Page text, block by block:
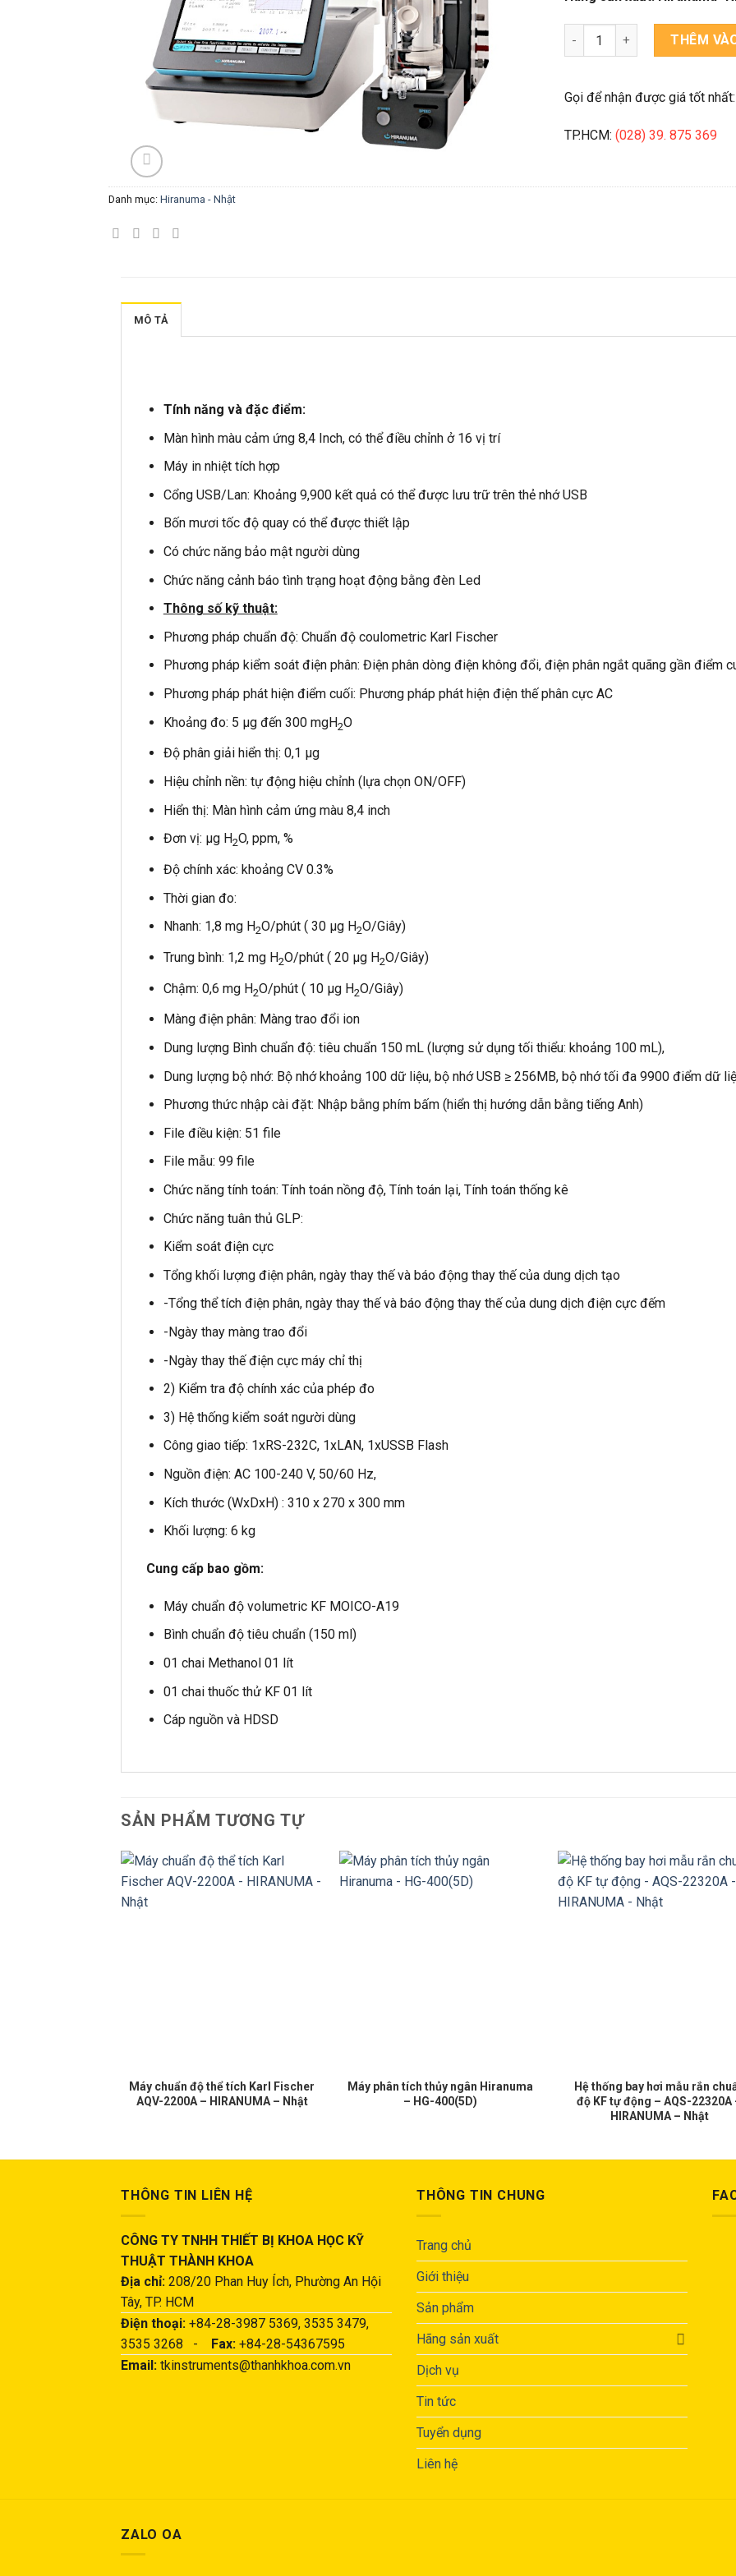
MÁY CHUẨN ĐỘ KARL
THÊM
Gọi để nhận được giá tốt nhất:
TP.HCM: (028) 39. 875 369
Danh mục: Hiranuma - Nhật
MÔ TẢ
Tính năng và đặc điểm:
Màn hình màu cảm ứng 8,4 Inch, có thể điều chỉnh ở 16 vị trí
Máy in nhiệt tích hợp
Cổng USB/Lan: Khoảng 9,900 kết quả có thể được lưu trữ trên thẻ nhớ USB
Bốn mươi tốc độ quay có thể được thiết lập
Có chức năng bảo mật người dùng
Chức năng cảnh báo tình trạng hoạt động bằng đèn Led
Thông số kỹ thuật:
Phương pháp chuẩn độ: Chuẩn độ coulometric Karl Fischer
Phương pháp kiểm soát điện phân: Điện phân dòng điện không đổi, điện phân ngắt quãng gần điểm
Phương pháp phát hiện điểm cuối: Phương pháp phát hiện điện thế phân cực AC
Khoảng đo: 5 µg đến 300 mgH2O
Độ phân giải hiển thị: 0,1 µg
Hiệu chỉnh nền: tự động hiệu chỉnh (lựa chọn ON/OFF)
Hiển thị: Màn hình cảm ứng màu 8,4 inch
Đơn vị: µg H2O, ppm, %
Độ chính xác: khoảng CV 0.3%
Thời gian đo:
Nhanh: 1,8 mg H2O/phút ( 30 µg H2O/Giây)
Trung bình: 1,2 mg H2O/phút ( 20 µg H2O/Giây)
Chậm: 0,6 mg H2O/phút ( 10 µg H2O/Giây)
Màng điện phân: Màng trao đổi ion
Dung lượng Bình chuẩn độ: tiêu chuẩn 150 mL (lượng sử dụng tối thiểu: khoảng 100 mL),
Dung lượng bộ nhớ: Bộ nhớ khoảng 100 dữ liệu, bộ nhớ USB ≥ 256MB, bộ nhớ tối đa 9900 điểm dữ
Phương thức nhập cài đặt: Nhập bằng phím bấm (hiển thị hướng dẫn bằng tiếng Anh)
File điều kiện: 51 file
File mẫu: 99 file
Chức năng tính toán: Tính toán nồng độ, Tính toán lại, Tính toán thống kê
Chức năng tuân thủ GLP:
Kiểm soát điện cực
Tổng khối lượng điện phân, ngày thay thế và báo động thay thế của dung dịch tạo
-Tổng thể tích điện phân, ngày thay thế và báo động thay thế của dung dịch điện cực đếm
-Ngày thay màng trao đổi
-Ngày thay thế điện cực máy chỉ thị
2) Kiểm tra độ chính xác của phép đo
3) Hệ thống kiểm soát người dùng
Công giao tiếp: 1xRS-232C, 1xLAN, 1xUSSB Flash
Nguồn điện: AC 100-240 V, 50/60 Hz,
Kích thước (WxDxH) : 310 x 270 x 300 mm
Khối lượng: 6 kg
Cung cấp bao gồm:
Máy chuẩn độ volumetric KF MOICO-A19
Bình chuẩn độ tiêu chuẩn (150 ml)
01 chai Methanol 01 lít
01 chai thuốc thử KF 01 lít
Cáp nguồn và HDSD
SẢN PHẨM TƯƠNG TỰ
Máy chuẩn độ thể tích Karl Fischer
AQV-2200A – HIRANUMA – Nhật
Máy phân tích thủy ngân Hiranuma
– HG-400(5D)
Hệ thống bay hơi mẫu rắn
độ KF tự động – AQS-22320A
HIRANUMA – Nhật
THÔNG TIN LIÊN HỆ
CÔNG TY TNHH THIẾT BỊ KHOA HỌC KỸ
THUẬT THÀNH KHOA
Địa chỉ: 208/20 Phan Huy Ích, Phường An Hội
Tây, TP. HCM
Điện thoại: +84-28-3987 5369, 3535 3479,
3535 3268 - Fax: +84-28-54367595
Email: tkinstruments@thanhkhoa.com.vn
THÔNG TIN CHUNG
Trang chủ
Giới thiệu
Sản phẩm
Hãng sản xuất
Dịch vụ
Tin tức
Tuyển dụng
Liên hệ
ZALO OA